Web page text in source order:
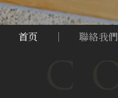
首页 ｜ 聯絡我們